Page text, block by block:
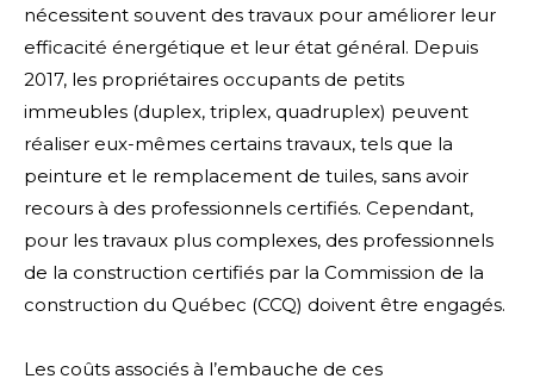
nécessitent souvent des travaux pour améliorer leur
efficacité énergétique et leur état général. Depuis
2017, les propriétaires occupants de petits
immeubles (duplex, triplex, quadruplex) peuvent
réaliser eux-mêmes certains travaux, tels que la
peinture et le remplacement de tuiles, sans avoir
recours à des professionnels certifiés. Cependant,
pour les travaux plus complexes, des professionnels
de la construction certifiés par la Commission de la
construction du Québec (CCQ) doivent être engagés.
Les coûts associés à l’embauche de ces